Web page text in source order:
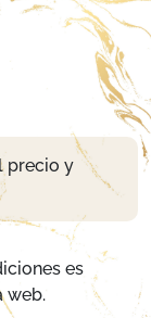
precio y
es
web.